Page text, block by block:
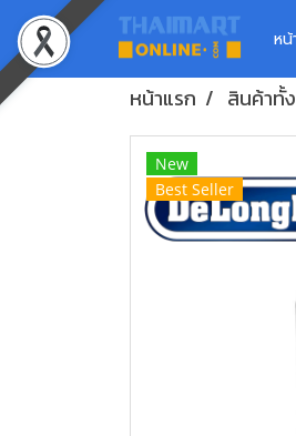
หน้
หน้าแรก สินค้าทั้
New
Best Seller